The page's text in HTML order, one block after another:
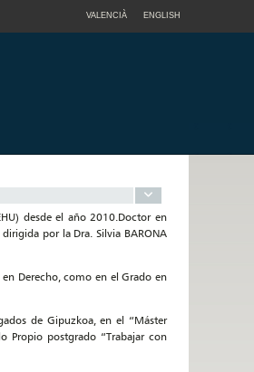
VALENCIÀ ENGLISH
desde el año 2010.Doctor en
dirigida por la Dra. Silvia BARONA
Derecho, como en el Grado en
de Gipuzkoa, en el “Máster
Propio postgrado “Trabajar con